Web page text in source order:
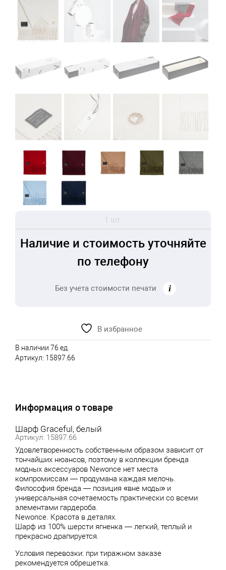
1 шт.
Наличие и стоимость уточняйте
по телефону
Без учета стоимости печати
В избранное
В наличии 76 ед.
Артикул: 15897.66
Информация о товаре
Шарф Graceful, белый
Артикул: 15897.66
Удовлетворенность собственным образом зависит от
тончайших нюансов, поэтому в коллекции бренда
модных аксессуаров Newonce нет места
компромиссам — продумана каждая мелочь.
Философия бренда — позиция «вне моды» и
универсальная сочетаемость практически со всеми
элементами гардероба.
Newonce. Красота в деталях.
Шарф из 100% шерсти ягненка — легкий, теплый и
прекрасно драпируется.
Условия перевозки: при тиражном заказе
рекомендуется обрешетка.